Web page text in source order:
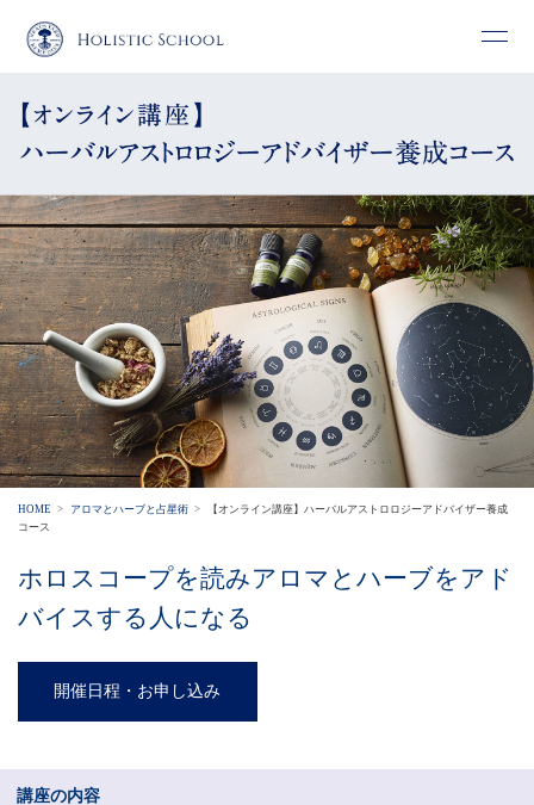
HOME アロマとハーブと占星術
【オンライン講座】ハーバルアストロロジーアドバイザー養成
コース
ホロスコープを読みアロマとハーブをアド
バイスする人になる
開催日程・お申し込み
講座の内容